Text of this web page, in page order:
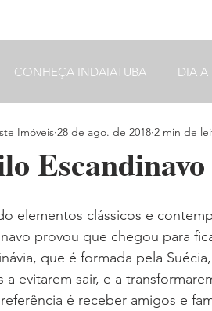
CONHEÇA INDAIATUBA DIA A
Escandinavo
Imóveis 28 de ago. de 2018 2 min de
elementos clássicos e
provou que chegou para
que é formada pela
a evitarem sair, e a
é receber amigos e